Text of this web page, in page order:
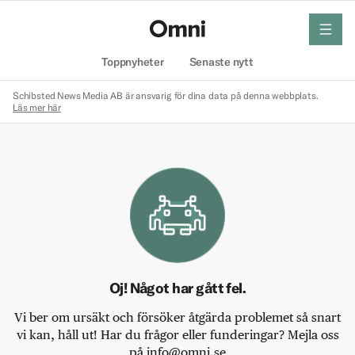
Toppnyheter Senaste nytt
meny
Schibsted News Media AB är ansvarig för dina data på denna webbplats.
Läs mer här
Oj! Något har gått fel.
Vi ber om ursäkt och försöker åtgärda problemet så snart
vi kan, håll ut! Har du frågor eller funderingar? Mejla oss